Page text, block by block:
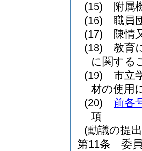
(15)
附属
(16)
職員
(17)
陳情
(18)
教育
に関する
(19)
市立
材の使用
(20)
前各
項
(動議の提
第11条
委